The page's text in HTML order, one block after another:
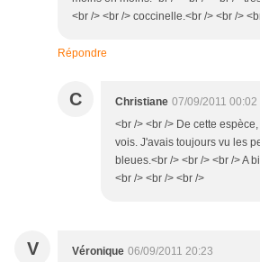
<br /> <br /> coccinelle.<br /> <br />
Répondre
C Christiane 07/09/2011 00:02
<br /> <br /> De cette
vois. J'avais toujours vu les
bleues.<br /> <br /> <br /> A
<br /> <br /> <br />
V Véronique 06/09/2011 20:23